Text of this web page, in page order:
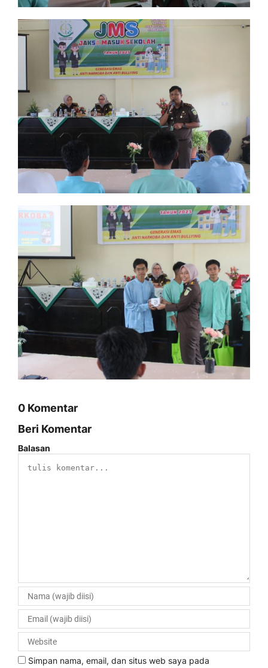
0 Komentar
Beri Komentar
Balasan
Simpan nama, email, dan situs web saya pada